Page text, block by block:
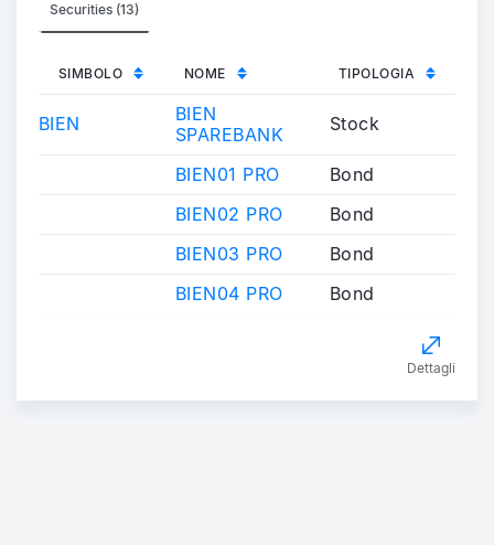
Securities (13)
SIMBOLO NOME TIPOLOGIA
BIEN
BIEN
SPAREBANK
Stock
BIEN01 PRO
Bond
BIEN02 PRO
Bond
BIEN03 PRO
Bond
BIEN04 PRO
Bond
Dettagli